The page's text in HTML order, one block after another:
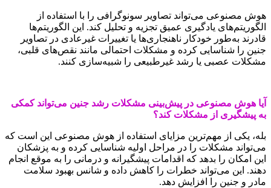
هوش مصنوعی می‌تواند تصاویر سونوگرافی را با استفاده از
الگوریتم‌های یادگیری عمیق تجزیه و تحلیل کند. این الگوریتم‌ها
قادرند به‌طور خودکار ناهنجاری‌ها یا تغییرات غیرعادی در تصاویر
جنین را شناسایی کرده و مشکلات احتمالی مانند نقص‌های قلبی،
مشکلات عصبی یا رشد غیرطبیعی را شبیه‌سازی کنند.
آیا هوش مصنوعی در پیش‌بینی مشکلات رشد جنین می‌تواند کمکی
به پیشگیری از مشکلات کند؟
بله، یکی از مهم‌ترین مزایای استفاده از هوش مصنوعی این است که
می‌تواند مشکلات را در مراحل اولیه شناسایی کرده و به پزشکان
این امکان را بدهد که اقدامات پیشگیرانه و درمانی را به موقع انجام
دهند. این می‌تواند خطرات را کاهش داده و شانس بهبود سلامت
مادر و جنین را افزایش دهد.